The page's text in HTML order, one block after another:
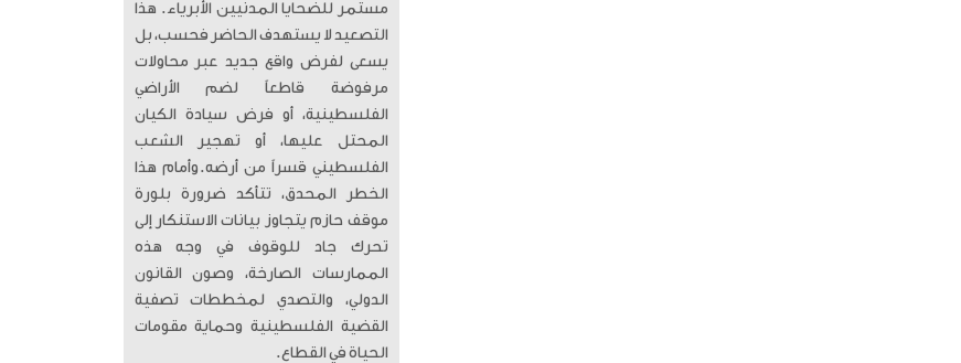
مستمر للضحايا المدنيين الأبرياء. ​ هذا
التصعيد لا يستهدف الحاضر فحسب، بل
يسعى لفرض واقع جديد عبر محاولات
مرفوضة قاطعاً لضم الأراضي
الفلسطينية، أو فرض سيادة الكيان
المحتل عليها، أو تهجير الشعب
الفلسطيني قسراً من أرضه. ​وأمام هذا
الخطر المحدق، تتأكد ضرورة بلورة
موقف حازم يتجاوز بيانات الاستنكار إلى
تحرك جاد للوقوف في وجه هذه
الممارسات الصارخة، وصون القانون
الدولي، والتصدي لمخططات تصفية
القضية الفلسطينية وحماية مقومات
الحياة في القطاع.